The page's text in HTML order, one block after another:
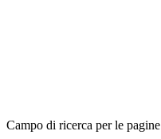
Campo di ricerca per le